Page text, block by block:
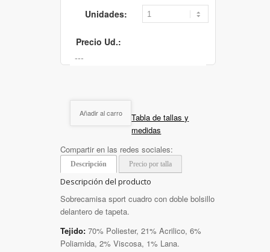
Unidades:
Precio Ud.:
Añadir al carro
Tabla de tallas y
medidas
Compartir en las redes sociales:
Descripción Precio por talla
Descripción del producto
Sobrecamisa sport cuadro con doble bolsillo
delantero de tapeta.
Tejido: 70% Poliester, 21% Acrilico, 6%
Poliamida, 2% Viscosa, 1% Lana.